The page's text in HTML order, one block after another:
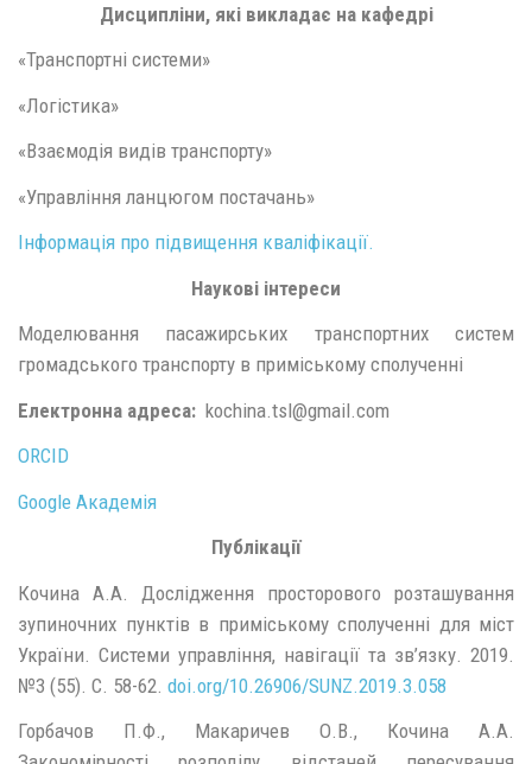
Дисципліни, які викладає на кафедрі
«Транспортні системи»
«Логістика»
«Взаємодія видів транспорту»
«Управління ланцюгом постачань»
Інформація про підвищення кваліфікації.
Наукові інтереси
Моделювання пасажирських транспортних систем
громадського транспорту в приміському сполученні
Електронна адреса: kochina.tsl@gmail.com
ORCID
Google Академія
Публікації
Кочина А.А. Дослідження просторового розташування
зупиночних пунктів в приміському сполученні для міст
України. Системи управління, навігації та зв’язку. 2019.
№3 (55). С. 58-62. doi.org/10.26906/SUNZ.2019.3.058
Горбачов П.Ф., Макаричев О.В., Кочина А.А.